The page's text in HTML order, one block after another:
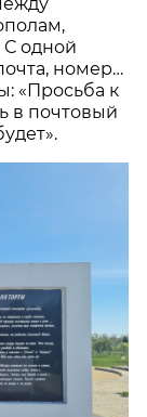
одной
номер…
«Просьба к
в почтовый